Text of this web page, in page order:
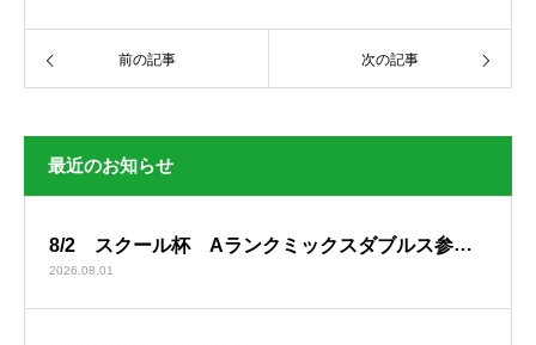
前の記事 次の記事
最近のお知らせ
8/2 スクール杯 Aランクミックスダブルス参加
者リスト
2026.08.01